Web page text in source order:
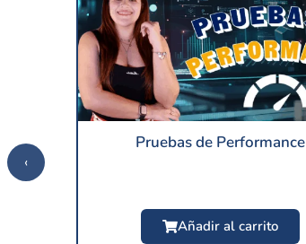
Pruebas de Performance
Añadir al carrito
‹